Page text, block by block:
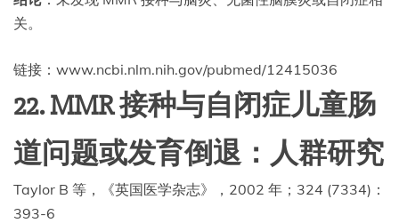
关。
链接：www.ncbi.nlm.nih.gov/pubmed/12415036
22. MMR 接种与自闭症儿童肠
道问题或发育倒退：人群研究
Taylor B 等，《英国医学杂志》，2002 年；324 (7334)：
393-6